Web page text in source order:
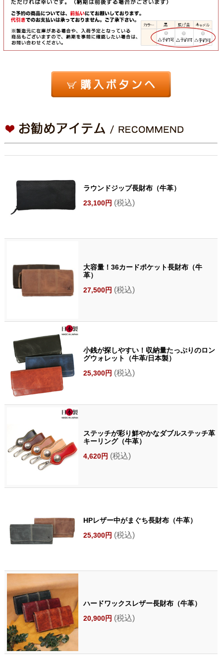
ラウンドジップ長財布（牛革）
23,100円 (税込)
大容量！36カードポケット長財布（牛
革）
27,500円 (税込)
小銭が探しやすい！収納量たっぷりのロン
グウォレット（牛革/日本製）
25,300円 (税込)
ステッチが彩り鮮やかなダブルステッチ革
キーリング（牛革）
4,620円 (税込)
HPレザー中がまぐち長財布（牛革）
25,300円 (税込)
ハードワックスレザー長財布（牛革）
20,900円 (税込)